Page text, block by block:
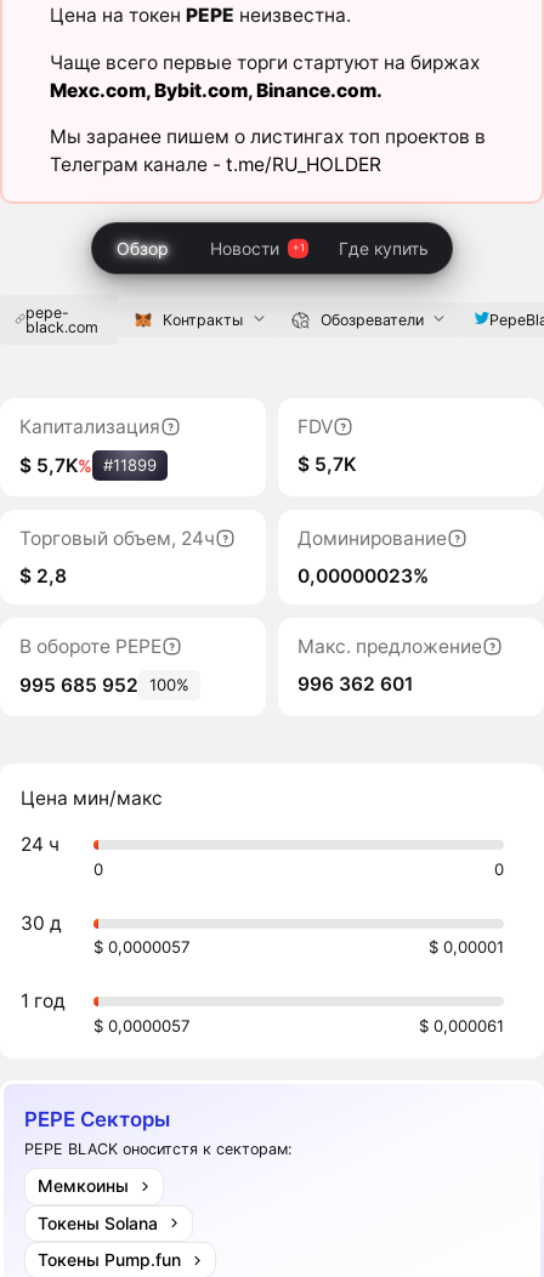
Цена на токен PEPE неизвестна.
Чаще всего первые торги стартуют на биржах
Mexc.com,Bybit.com,Binance.com.
Мы заранее пишем о листингах топ проектов в
Телеграм канале - t.me/RU_HOLDER
Обзор Новости Где купить
pepe-
black.com
Контракты Обозреватели
Капитализация
$ 5,7K% #11899
FDV
$ 5,7K
Торговый объем, 24ч
$ 2,8
Доминирование
0,00000023%
В обороте PEPE
995 685 952
100%
Макс. предложение
996 362 601
Цена мин/макс
24 ч
0 0
30 д
$ 0,0000057 $ 0,00001
1 год
$ 0,0000057 $ 0,000061
PEPE Секторы
PEPE BLACK оноситстя к секторам:
Мемкоины
Токены Solana
Токены Pump.fun